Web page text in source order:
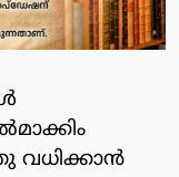
വധിക്കാന്‍